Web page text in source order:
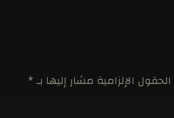
الحقول الإلزامية مشار إليها بـ*